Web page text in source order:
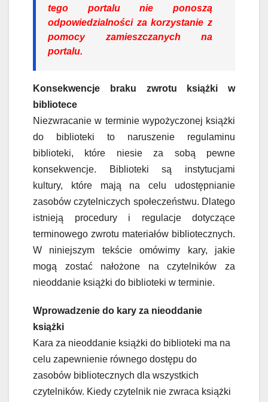
tego portalu nie ponoszą
odpowiedzialności za korzystanie z
pomocy zamieszczanych na
portalu.
Konsekwencje braku zwrotu książki w
bibliotece
Niezwracanie w terminie wypożyczonej książki
do biblioteki to naruszenie regulaminu
biblioteki, które niesie za sobą pewne
konsekwencje. Biblioteki są instytucjami
kultury, które mają na celu udostępnianie
zasobów czytelniczych społeczeństwu. Dlatego
istnieją procedury i regulacje dotyczące
terminowego zwrotu materiałów bibliotecznych.
W niniejszym tekście omówimy kary, jakie
mogą zostać nałożone na czytelników za
nieoddanie książki do biblioteki w terminie.
Wprowadzenie do kary za nieoddanie
książki
Kara za nieoddanie książki do biblioteki ma na
celu zapewnienie równego dostępu do
zasobów bibliotecznych dla wszystkich
czytelników. Kiedy czytelnik nie zwraca książki